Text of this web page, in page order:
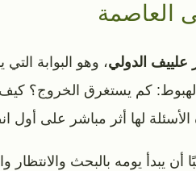
العاصمة
علييف الدولي، وهو البوابة
كم يستغرق الخروج؟
لها أثر مباشر على أول
أن يبدأ يومه بالبحث